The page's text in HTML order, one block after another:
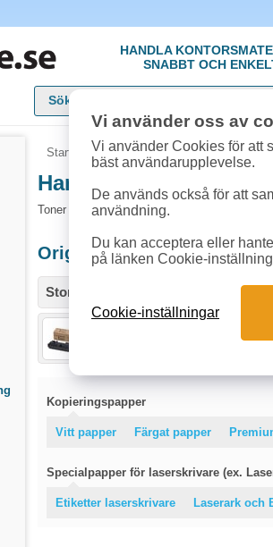
HANDLA
SNABBT OCH
Startsida » Sök bläck & toner»Kyocera
Handla Toner till
Toner och tillbehör som passar till Kyocera
Originalprodukter till
Storlek / info
Toner Kyocera FS1020D TK18
Kopieringspapper
Vitt papper Färgat papper
Specialpapper för laserskrivare (ex.
Etiketter laserskrivare Laserark och
Vi använder oss av
Vi använder Cookies för att
bäst användarupplevelse.
De används också för att
användning.
Du kan acceptera eller
på länken Cookie-
Cookie-inställningar